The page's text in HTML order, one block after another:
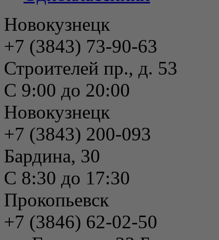
Новокузнецк
+7 (3843) 73-90-63
Строителей пр., д. 53
С 9:00 до 20:00
Новокузнецк
+7 (3843) 200-093
Бардина, 30
С 8:30 до 17:30
Прокопьевск
+7 (3846) 62-02-50